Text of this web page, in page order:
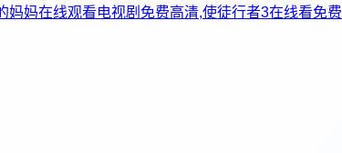
妈在线观看电视剧免费高清,使徒行者3在线看免费